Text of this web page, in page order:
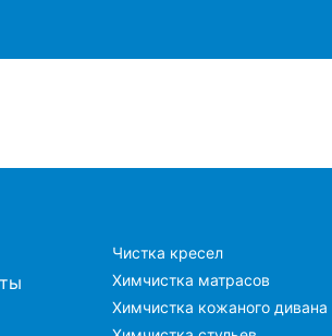
Чистка кресел
Химчистка матрасов
Химчистка кожаного дивана